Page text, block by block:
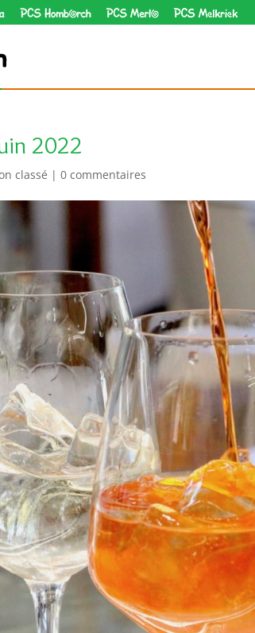
PCS Akarova PCS Homborch PCS Merlo
2022
classé |0 commentaires